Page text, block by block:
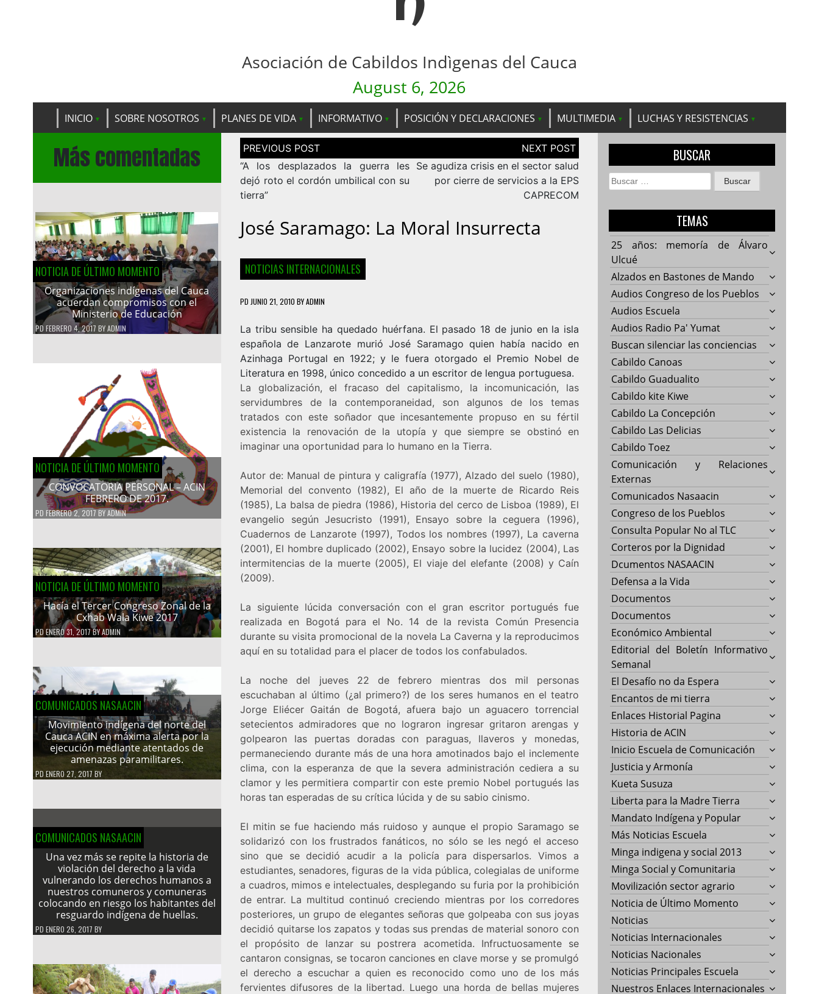
Asociación de Cabildos Indìgenas del Cauca
August 6, 2026
INICIO SOBRE NOSOTROS PLANES DE VIDA INFORMATIVO POSICIÓN Y DECLARACIONES MULTIMEDIA LUCHAS Y RESISTENCIAS
Más comentadas
NOTICIA DE ÚLTIMO MOMENTO
Organizaciones indígenas del Cauca
acuerdan compromisos con el
Ministerio de Educación
PD FEBRERO 4, 2017 BYADMIN
NOTICIA DE ÚLTIMO MOMENTO
CONVOCATORIA PERSONAL – ACIN
FEBRERO DE 2017.
PD FEBRERO 2, 2017BYADMIN
NOTICIA DE ÚLTIMO MOMENTO
Hacía el Tercer Congreso Zonal de la
Cxhab Wala Kiwe 2017
PDENERO 31, 2017BYADMIN
COMUNICADOS NASAACIN
Movimiento indígena del norte del
Cauca ACIN en máxima alerta por la
ejecución mediante atentados de
amenazas paramilitares.
PD ENERO 27, 2017 BY
COMUNICADOS NASAACIN
Una vez más se repite la historia de
violación del derecho a la vida
vulnerando los derechos humanos a
nuestros comuneros y comuneras
colocando en riesgo los habitantes del
resguardo indígena de huellas.
PD ENERO 26, 2017 BY
Navegación
de
entradas
“A los desplazados la guerra les
dejó roto el cordón umbilical con su
tierra”
Se agudiza crisis en el sector salud
por cierre de servicios a la EPS
CAPRECOM
José Saramago: La Moral Insurrecta
NOTICIAS INTERNACIONALES
PD JUNIO 21, 2010 BYADMIN
La tribu sensible ha quedado huérfana. El pasado 18 de junio en la isla
española de Lanzarote murió José Saramago quien había nacido en
Azinhaga Portugal en 1922; y le fuera otorgado el Premio Nobel de
Literatura en 1998, único concedido a un escritor de lengua portuguesa.
La globalización, el fracaso del capitalismo, la incomunicación, las
servidumbres de la contemporaneidad, son algunos de los temas
tratados con este soñador que incesantemente propuso en su fértil
existencia la renovación de la utopía y que siempre se obstinó en
imaginar una oportunidad para lo humano en la Tierra.
Autor de: Manual de pintura y caligrafía (1977), Alzado del suelo (1980),
Memorial del convento (1982), El año de la muerte de Ricardo Reis
(1985), La balsa de piedra (1986), Historia del cerco de Lisboa (1989), El
evangelio según Jesucristo (1991), Ensayo sobre la ceguera (1996),
Cuadernos de Lanzarote (1997), Todos los nombres (1997), La caverna
(2001), El hombre duplicado (2002), Ensayo sobre la lucidez (2004), Las
intermitencias de la muerte (2005), El viaje del elefante (2008) y Caín
(2009).
La siguiente lúcida conversación con el gran escritor portugués fue
realizada en Bogotá para el No. 14 de la revista Común Presencia
durante su visita promocional de la novela La Caverna y la reproducimos
aquí en su totalidad para el placer de todos los confabulados.
La noche del jueves 22 de febrero mientras dos mil personas
escuchaban al último (¿al primero?) de los seres humanos en el teatro
Jorge Eliécer Gaitán de Bogotá, afuera bajo un aguacero torrencial
setecientos admiradores que no lograron ingresar gritaron arengas y
golpearon las puertas doradas con paraguas, llaveros y monedas,
permaneciendo durante más de una hora amotinados bajo el inclemente
clima, con la esperanza de que la severa administración cediera a su
clamor y les permitiera compartir con este premio Nobel portugués las
horas tan esperadas de su crítica lúcida y de su sabio cinismo.
El mitin se fue haciendo más ruidoso y aunque el propio Saramago se
solidarizó con los frustrados fanáticos, no sólo se les negó el acceso
sino que se decidió acudir a la policía para dispersarlos. Vimos a
estudiantes, senadores, figuras de la vida pública, colegialas de uniforme
a cuadros, mimos e intelectuales, desplegando su furia por la prohibición
de entrar. La multitud continuó creciendo mientras por los corredores
posteriores, un grupo de elegantes señoras que golpeaba con sus joyas
decidió quitarse los zapatos y todas sus prendas de material sonoro con
el propósito de lanzar su postrera acometida. Infructuosamente se
cantaron consignas, se tocaron canciones en clave morse y se promulgó
el derecho a escuchar a quien es reconocido como uno de los más
fervientes difusores de la libertad. Luego una horda de bellas mujeres
BUSCAR
Buscar:
TEMAS
25 años: memoría de Álvaro
Ulcué
Alzados en Bastones de Mando
Audios Congreso de los Pueblos
Audios Escuela
Audios Radio Pa' Yumat
Buscan silenciar las conciencias
Cabildo Canoas
Cabildo Guadualito
Cabildo kite Kiwe
Cabildo La Concepción
Cabildo Las Delicias
Cabildo Toez
Comunicación y Relaciones
Externas
Comunicados Nasaacin
Congreso de los Pueblos
Consulta Popular No al TLC
Corteros por la Dignidad
Dcumentos NASAACIN
Defensa a la Vida
Documentos
Documentos
Económico Ambiental
Editorial del Boletín Informativo
Semanal
El Desafío no da Espera
Encantos de mi tierra
Enlaces Historial Pagina
Historia de ACIN
Inicio Escuela de Comunicación
Justicia y Armonía
Kueta Susuza
Liberta para la Madre Tierra
Mandato Indígena y Popular
Más Noticias Escuela
Minga indigena y social 2013
Minga Social y Comunitaria
Movilización sector agrario
Noticia de Último Momento
Noticias
Noticias Internacionales
Noticias Nacionales
Noticias Principales Escuela
Nuestros Enlaces Internacionales